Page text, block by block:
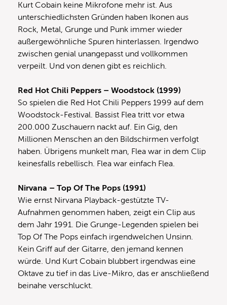
Kurt Cobain keine Mikrofone mehr ist. Aus
unterschiedlichsten Gründen haben Ikonen aus
Rock, Metal, Grunge und Punk immer wieder
außergewöhnliche Spuren hinterlassen. Irgendwo
zwischen genial unangepasst und vollkommen
verpeilt. Und von denen gibt es reichlich.
Red Hot Chili Peppers – Woodstock (1999)
So spielen die Red Hot Chili Peppers 1999 auf dem
Woodstock-Festival. Bassist Flea tritt vor etwa
200.000 Zuschauern nackt auf. Ein Gig, den
Millionen Menschen an den Bildschirmen verfolgt
haben. Übrigens munkelt man, Flea war in dem Clip
keinesfalls rebellisch. Flea war einfach Flea.
Nirvana – Top Of The Pops (1991)
Wie ernst Nirvana Playback-gestützte TV-
Aufnahmen genommen haben, zeigt ein Clip aus
dem Jahr 1991. Die Grunge-Legenden spielen bei
Top Of The Pops einfach irgendwelchen Unsinn.
Kein Griff auf der Gitarre, den jemand kennen
würde. Und Kurt Cobain blubbert irgendwas eine
Oktave zu tief in das Live-Mikro, das er anschließend
beinahe verschluckt.